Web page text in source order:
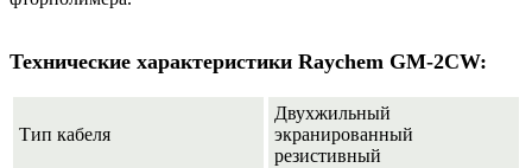
Технические характеристики Raychem GM-2CW:
Тип кабеля
Двухжильный
экранированный
резистивный